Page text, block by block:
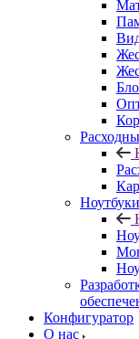
Конфигуратор
О нас